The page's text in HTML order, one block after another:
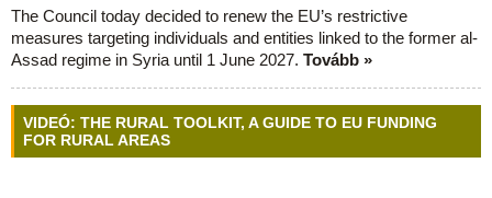
The Council today decided to renew the EU’s restrictive
measures targeting individuals and entities linked to the former al-
Assad regime in Syria until 1 June 2027. Tovább »
VIDEÓ: THE RURAL TOOLKIT, A GUIDE TO EU FUNDING
FOR RURAL AREAS